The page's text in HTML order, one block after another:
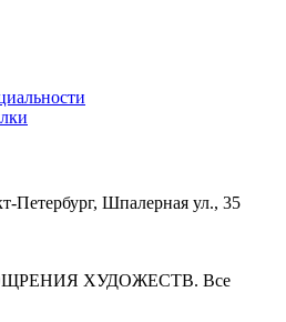
Петербург, Шпалерная ул., 35
ХУДОЖЕСТВ. Все